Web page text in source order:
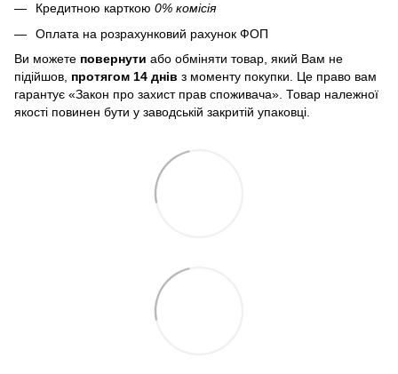
Кредитною карткою 0% комісія
Оплата на розрахунковий рахунок ФОП
Ви можете повернути або обміняти товар, який Вам не
підійшов, протягом 14 днів з моменту покупки. Це право вам
гарантує «Закон про захист прав споживача». Товар належної
якості повинен бути у заводській закритій упаковці.